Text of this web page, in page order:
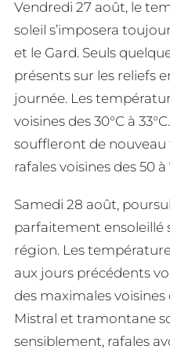
Vendredi 27 août, le
soleil s’imposera
et le Gard. Seuls
présents sur les reliefs
journée. Les
voisines des 30°C à
souffleront de
rafales voisines des 50
Samedi 28 août,
parfaitement ensoleillé
région. Les
aux jours précédents
des maximales voisines
Mistral et tramontane
sensiblement, rafales